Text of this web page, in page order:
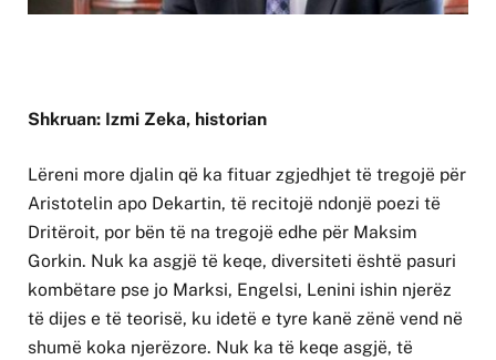
Shkruan: Izmi Zeka, historian
Lëreni more djalin që ka fituar zgjedhjet të tregojë për
Aristotelin apo Dekartin, të recitojë ndonjë poezi të
Dritëroit, por bën të na tregojë edhe për Maksim
Gorkin. Nuk ka asgjë të keqe, diversiteti është pasuri
kombëtare pse jo Marksi, Engelsi, Lenini ishin njerëz
të dijes e të teorisë, ku idetë e tyre kanë zënë vend në
shumë koka njerëzore. Nuk ka të keqe asgjë, të